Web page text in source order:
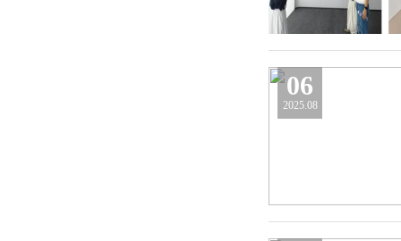
06
2025.08